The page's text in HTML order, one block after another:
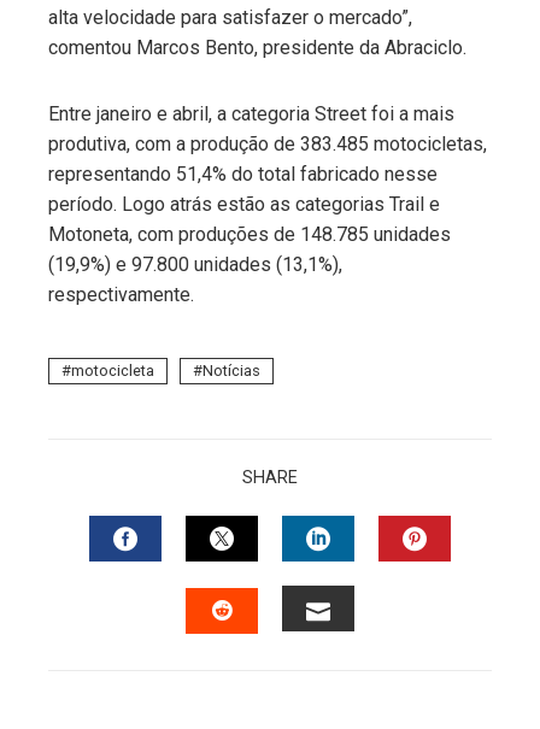
alta velocidade para satisfazer o mercado”,
comentou Marcos Bento, presidente da Abraciclo.
Entre janeiro e abril, a categoria Street foi a mais
produtiva, com a produção de 383.485 motocicletas,
representando 51,4% do total fabricado nesse
período. Logo atrás estão as categorias Trail e
Motoneta, com produções de 148.785 unidades
(19,9%) e 97.800 unidades (13,1%),
respectivamente.
motocicleta Notícias
SHARE
FACEBOOKTWITTERLINKEDIN